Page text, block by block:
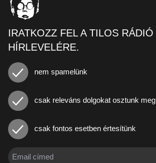
IRATKOZZ FEL A TILOS RÁDIÓ
HÍRLEVELÉRE.
nem spamelünk
csak releváns dolgokat osztunk meg
csak fontos esetben értesítünk